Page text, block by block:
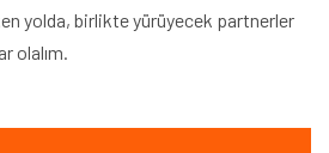
yolda, birlikte yürüyecek partnerler
olalım.